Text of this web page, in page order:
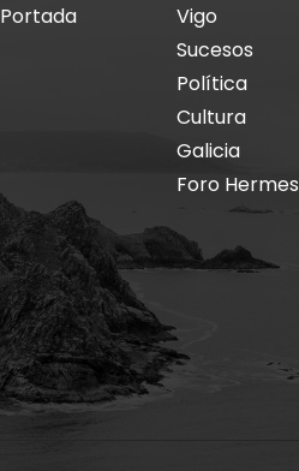
Portada
Vigo
Sucesos
Política
Cultura
Galicia
Foro Hermes